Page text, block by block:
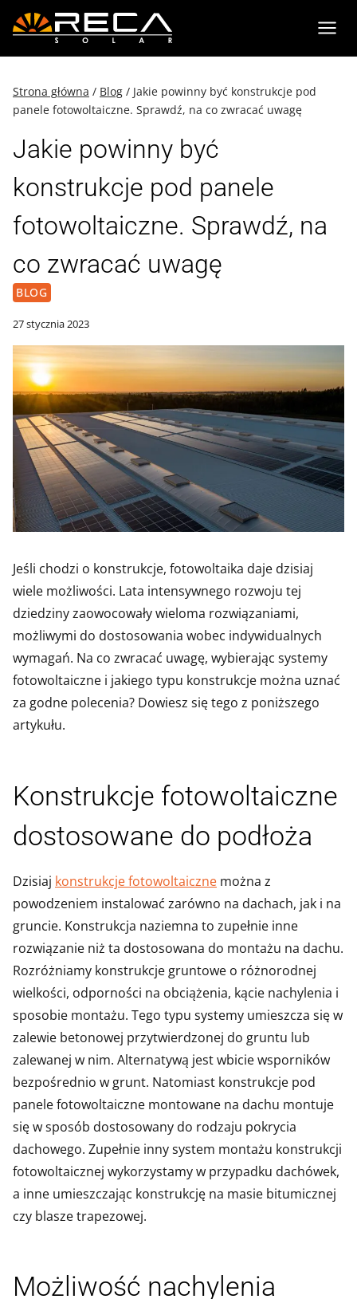
Przejdź
do
treści
Strona główna / Blog / Jakie powinny być konstrukcje pod
panele fotowoltaiczne. Sprawdź, na co zwracać uwagę
Jakie powinny być
konstrukcje pod panele
fotowoltaiczne. Sprawdź, na
co zwracać uwagę
BLOG
27 stycznia 2023
Jeśli chodzi o konstrukcje, fotowoltaika daje dzisiaj
wiele możliwości. Lata intensywnego rozwoju tej
dziedziny zaowocowały wieloma rozwiązaniami,
możliwymi do dostosowania wobec indywidualnych
wymagań. Na co zwracać uwagę, wybierając systemy
fotowoltaiczne i jakiego typu konstrukcje można uznać
za godne polecenia? Dowiesz się tego z poniższego
artykułu.
Konstrukcje fotowoltaiczne
dostosowane do podłoża
Dzisiaj konstrukcje fotowoltaiczne można z
powodzeniem instalować zarówno na dachach, jak i na
gruncie. Konstrukcja naziemna to zupełnie inne
rozwiązanie niż ta dostosowana do montażu na dachu.
Rozróżniamy konstrukcje gruntowe o różnorodnej
wielkości, odporności na obciążenia, kącie nachylenia i
sposobie montażu. Tego typu systemy umieszcza się w
zalewie betonowej przytwierdzonej do gruntu lub
zalewanej w nim. Alternatywą jest wbicie wsporników
bezpośrednio w grunt. Natomiast konstrukcje pod
panele fotowoltaiczne montowane na dachu montuje
się w sposób dostosowany do rodzaju pokrycia
dachowego. Zupełnie inny system montażu konstrukcji
fotowoltaicznej wykorzystamy w przypadku dachówek,
a inne umieszczając konstrukcję na masie bitumicznej
czy blasze trapezowej.
Możliwość nachylenia